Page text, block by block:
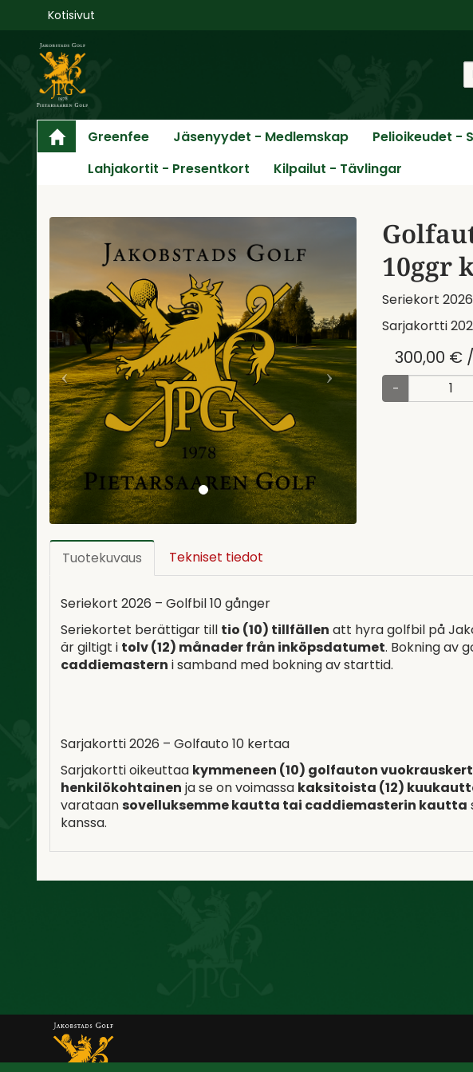
Kotisivut
Greenfee Jäsenyydet - Medlemskap Pelioikeudet -
Lahjakortit - Presentkort
Kilpailut - Tävlingar
10ggr
Seriekort
Sarjakortti
300,00 €
-
Tuotekuvaus Tekniset tiedot
Seriekort 2026 – Golfbil 10 gånger
Seriekortet berättigar till tio (10) tillfällen att hyra golfbil på
är giltigt i tolv (12) månader från inköpsdatumet. Bokning av
caddiemastern i samband med bokning av starttid.
Sarjakortti 2026 – Golfauto 10 kertaa
Sarjakortti oikeuttaa kymmeneen (10) golfauton
henkilökohtainen ja se on voimassa kaksitoista (12)
varataansovelluksemme kautta tai caddiemasterin kautta
kanssa.